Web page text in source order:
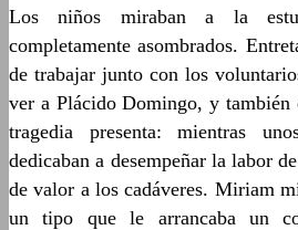
Los niños miraban a la
completamente asombrados.
de trabajar junto con los
ver a Plácido Domingo, y también
tragedia presenta: mientras
dedicaban a desempeñar la labor
de valor a los cadáveres. Miriam
un tipo que le arrancaba un